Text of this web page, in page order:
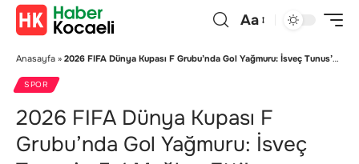
Aa
Anasayfa » 2026 FIFA Dünya Kupası F Grubu’nda Gol Yağmuru: İsveç Tunus’u 5-1 Mağlup Etti!
SPOR
2026 FIFA Dünya Kupası F
Grubu’nda Gol Yağmuru: İsveç